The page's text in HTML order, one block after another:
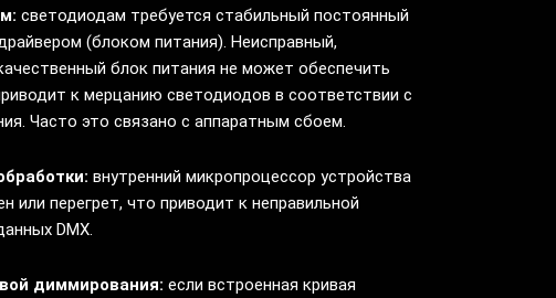
светодиодам требуется стабильный постоянный
(блоком питания). Неисправный,
блок питания не может обеспечить
к мерцанию светодиодов в соответствии с
Часто это связано с аппаратным сбоем.
внутренний микропроцессор устройства
или перегрет, что приводит к неправильной
DMX.
диммирования: если встроенная кривая